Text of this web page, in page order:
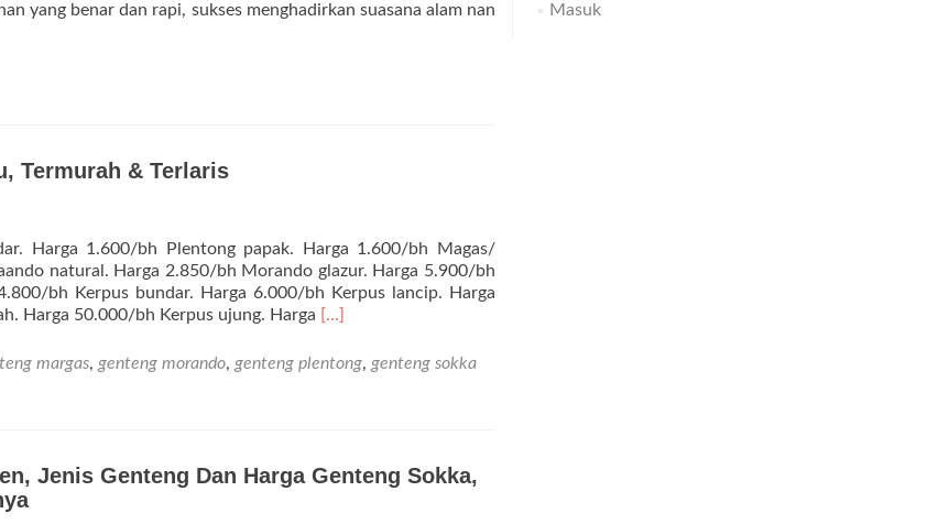
yang benar dan rapi, sukses menghadirkan suasana alam nan
Termurah & Terlaris
Harga 1.600/bh Plentong papak. Harga 1.600/bh Magas/
natural. Harga 2.850/bh Morando glazur. Harga 5.900/bh
bh Kerpus bundar. Harga 6.000/bh Kerpus lancip. Harga
Harga 50.000/bh Kerpus ujung. Harga Selengkapnya
Genteng
&
[…]
margas, genteng morando, genteng plentong, genteng sokka
Jenis Genteng Dan Harga Genteng Sokka,
Masuk